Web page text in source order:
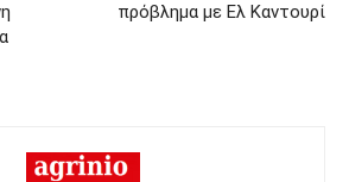
πρόβλημα με Ελ Καντουρί